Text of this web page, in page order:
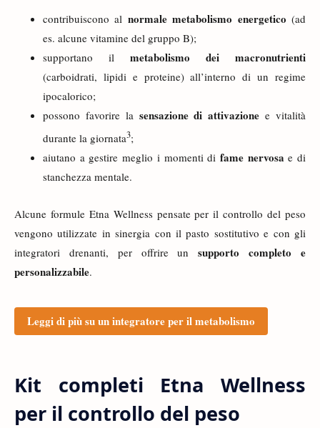
contribuiscono al normale metabolismo energetico (ad
es. alcune vitamine del gruppo B);
supportano il metabolismo dei macronutrienti
(carboidrati, lipidi e proteine) all’interno di un regime
ipocalorico;
possono favorire la sensazione di attivazione e vitalità
durante la giornata3;
aiutano a gestire meglio i momenti di fame nervosa e di
stanchezza mentale.
Alcune formule Etna Wellness pensate per il controllo del peso
vengono utilizzate in sinergia con il pasto sostitutivo e con gli
integratori drenanti, per offrire unsupporto completo e
personalizzabile.
Leggi di più su un integratore per il metabolismo
Kit completi Etna Wellness
per il controllo del peso